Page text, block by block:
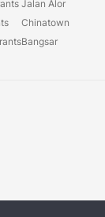
Jalan Alor
Chinatown
Bangsar